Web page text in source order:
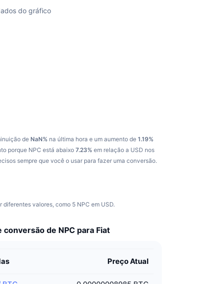
do gráfico
de NaN% na última hora e um aumento de 1.19%
porque NPC está abaixo7.23% em relação a USD nos
sempre que você o usar para fazer uma conversão.
valores, como 5 NPC em USD.
conversão de NPC para Fiat
Preço Atual